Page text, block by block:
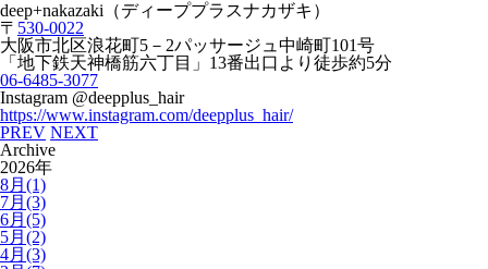
deep+nakazaki （ディーププラスナカザキ）
〒 530-0022
大阪市北区浪花町5 － 2パッサージュ中崎町101号
「地下鉄天神橋筋六丁目」 13番出口より徒歩約5分
06-6485-3077
Instagram @deepplus_hair
https://www.instagram.com/deepplus_hair/
PREV NEXT
Archive
2026年
8月(1)
7月(3)
6月(5)
5月(2)
4月(3)